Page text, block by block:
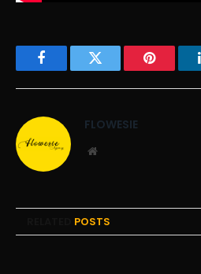
FacebookTwitter Pinterest
FLOWESIE
Website
POSTS